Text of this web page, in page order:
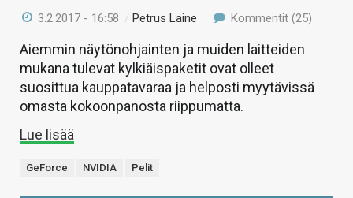
3.2.2017 - 16:58 /Petrus Laine Kommentit (25)
Aiemmin näytönohjainten ja muiden laitteiden
mukana tulevat kylkiäispaketit ovat olleet
suosittua kauppatavaraa ja helposti myytävissä
omasta kokoonpanosta riippumatta.
Lue lisää
GeForce NVIDIA Pelit